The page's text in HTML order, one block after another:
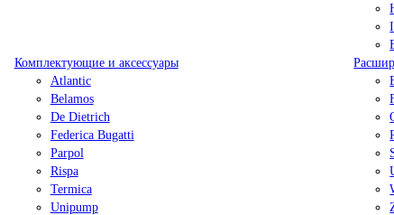
Комплектующие и аксессуары
Atlantic
Belamos
De Dietrich
Federica Bugatti
Parpol
Rispa
Termica
Unipump